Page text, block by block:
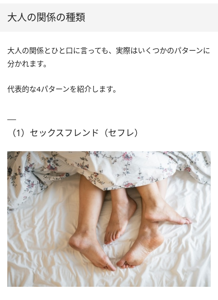
大人の関係の種類
大人の関係とひと口に言っても、実際はいくつかのパターンに
分かれます。
代表的な4パターンを紹介します。
（1）セックスフレンド（セフレ）